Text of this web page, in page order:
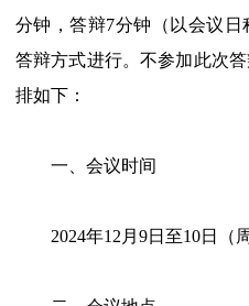
分钟，答辩7分钟（以会议
答辩方式进行。不参加此次
排如下：
一、会议时间
2024年12月9日至10日（